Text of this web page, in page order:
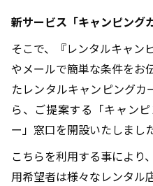
新サービス「キャンピング
そこで、『レンタルキャン
やメールで簡単な条件をお
たレンタルキャンピング
ら、ご提案する「キャン
ー」窓口を開設いたしました
こちらを利用する事により
用希望者は様々なレンタル